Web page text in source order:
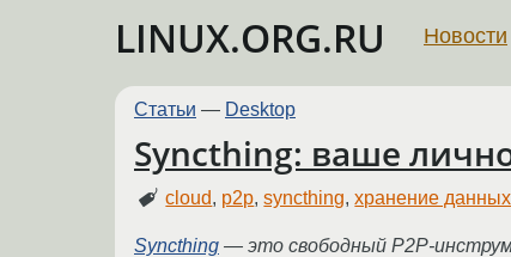
LINUX.ORG.RU Новости
Статьи — Desktop
Syncthing: ваше
cloud, p2p,syncthing,хранение данных
Syncthing — это свободный